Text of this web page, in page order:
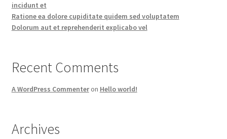
incidunt et
Ratione ea dolore cupiditate quidem sed voluptatem
Dolorum aut et reprehenderit explicabo vel
Recent Comments
A WordPress Commenteron Hello world!
Archives